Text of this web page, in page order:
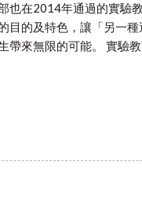
也在2014年通過的實驗
目的及特色，讓「另一
帶來無限的可能。 實驗